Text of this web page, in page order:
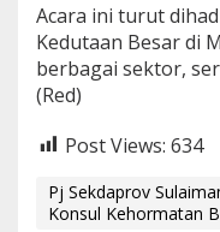
​Acara ini turut
Kedutaan Besar di
berbagai sektor,
(Red)
Post Views: 634
Pj Sekdaprov
Konsul Kehormatan